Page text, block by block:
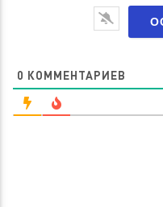
0 КОММЕНТАРИЕВ